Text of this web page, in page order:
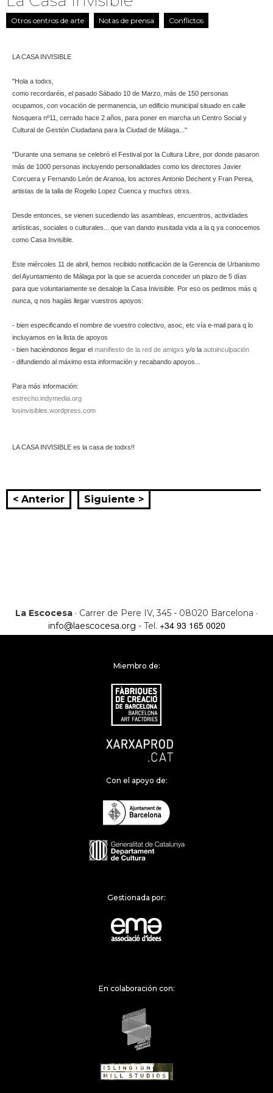
Otros centros de arte Notas de prensa Conflictos
LA CASA INVISIBLE
"Hola a todxs,
como recordaréis, el pasado Sábado 10 de Marzo, más de 150 personas
ocupamos, con vocación de permanencia, un edificio municipal situado en calle
Nosquera nº11, cerrado hace 2 años, para poner en marcha un Centro Social y
Cultural de Gestión Ciudadana para la Ciudad de Málaga..."
"Durante una semana se celebró el Festival por la Cultura Libre, por donde pasaron
más de 1000 personas incluyendo personalidades como los directores Javier
Corcuera y Fernando León de Aranoa, los actores Antonio Dechent y Fran Perea,
artistas de la talla de Rogelio Lopez Cuenca y muchxs otrxs.
Desde entonces, se vienen sucediendo las asambleas, encuentros, actividades
artísticas, sociales o culturales... que van dando inusitada vida a la q ya conocemos
como Casa Invisible.
Este miércoles 11 de abril, hemos recibido notificación de la Gerencia de Urbanismo
del Ayuntamiento de Málaga por la que se acuerda conceder un plazo de 5 días
para que voluntariamente se desaloje la Casa Inivisible. Por eso os pedimos más q
nunca, q nos hagáis llegar vuestros apoyos:
- bien especificando el nombre de vuestro colectivo, asoc, etc vía e-mail para q lo
incluyamos en la lista de apoyos
- bien haciéndonos llegar el manifiesto de la red de amigxs y/o la autoinculpación
- difundiendo al máximo esta información y recabando apoyos...
Para más información:
estrecho.indymedia.org
losinvisibles.wordpress.com
LA CASA INVISIBLE es la casa de todxs!!
< Anterior Siguiente >
La Escocesa · Carrer de Pere IV, 345 - 08020 Barcelona ·
info@laescocesa.org - Tel. +34 93 165 0020
Miembro de:
Con el apoyo de:
Gestionada por:
En colaboración con: